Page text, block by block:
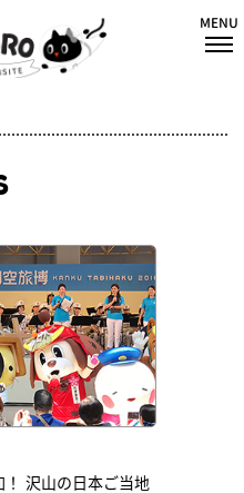
沢山の日本ご当地